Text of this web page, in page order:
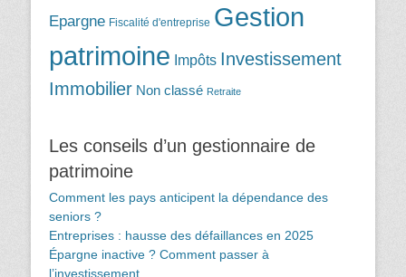
Epargne Fiscalité d'entreprise Gestion
patrimoine Impôts Investissement
Immobilier Non classé Retraite
Les conseils d’un gestionnaire de
patrimoine
Comment les pays anticipent la dépendance des
seniors ?
Entreprises : hausse des défaillances en 2025
Épargne inactive ? Comment passer à
l’investissement